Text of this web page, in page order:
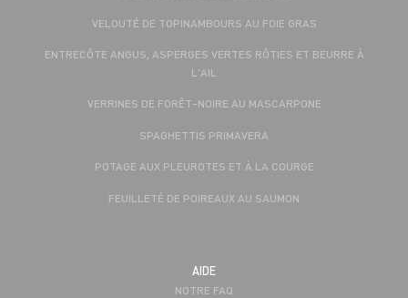
VELOUTÉ DE TOPINAMBOURS AU FOIE GRAS
ENTRECÔTE ANGUS, ASPERGES VERTES RÔTIES ET BEURRE À
L'AIL
VERRINES DE FORÊT-NOIRE AU MASCARPONE
SPAGHETTIS PRIMAVERA
POTAGE AUX PLEUROTES ET À LA COURGE
FEUILLETÉ DE POIREAUX AU SAUMON
AIDE
NOTRE FAQ